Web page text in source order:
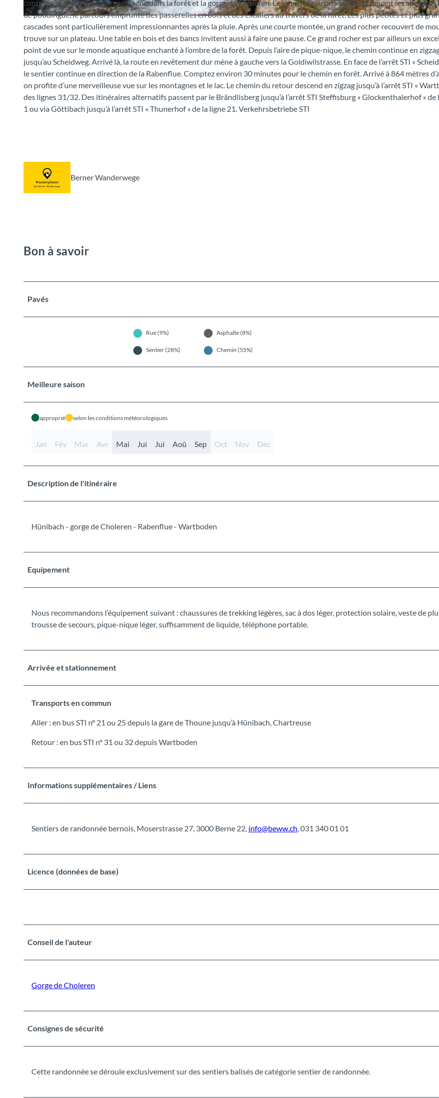
© Verkehrsbetriebe STI
continue sur un chemin de campagne dans la forêt et la gorge de Choleren. Le long de l’eau bruissante et devant les abruptes
de poudingue, le parcours emprunte des passerelles en bois et des escaliers au travers de la forêt. Les plus petites et plus
cascades sont particulièrement impressionnantes après la pluie. Après une courte montée, un grand rocher recouvert de
trouve sur un plateau. Une table en bois et des bancs invitent aussi à faire une pause. Ce grand rocher est par ailleurs un
point de vue sur le monde aquatique enchanté à l’ombre de la forêt. Depuis l’aire de pique-nique, le chemin continue en
jusqu’au Scheidweg. Arrivé là, la route en revêtement dur mène à gauche vers la Goldiwilstrasse. En face de l’arrêt STI «
le sentier continue en direction de la Rabenflue. Comptez environ 30 minutes pour le chemin en forêt. Arrivé à 864 mètres
on profite d’une merveilleuse vue sur les montagnes et le lac. Le chemin du retour descend en zigzag jusqu’à l’arrêt STI «
des lignes 31/32. Des itinéraires alternatifs passent par le Brändlisberg jusqu’à l’arrêt STI Steffisburg « Glockenthalerhof » de
1 ou via Göttibach jusqu’à l’arrêt STI « Thunerhof » de la ligne 21. Verkehrsbetriebe STI
Berner Wanderwege
Bon à savoir
Pavés
Rue (9%) Asphalte (8%)
Sentier (28%) Chemin (55%)
Meilleure saison
approprié selon les conditions météorologiques
Jan Fév Mar Avr Mai Jui Jui Aoû Sep Oct Nov Déc
Description de l'itinéraire
Hünibach - gorge de Choleren - Rabenflue - Wartboden
Equipement
Nous recommandons l’équipement suivant : chaussures de trekking légères, sac à dos léger, protection solaire, veste de
trousse de secours, pique-nique léger, suffisamment de liquide, téléphone portable.
Arrivée et stationnement
Transports en commun
Aller : en bus STI n° 21 ou 25 depuis la gare de Thoune jusqu’à Hünibach, Chartreuse
Retour : en bus STI n° 31 ou 32 depuis Wartboden
Informations supplémentaires / Liens
Sentiers de randonnée bernois, Moserstrasse 27, 3000 Berne 22, info@beww.ch , 031 340 01 01
Licence (données de base)
Conseil de l'auteur
Gorge de Choleren
Consignes de sécurité
Cette randonnée se déroule exclusivement sur des sentiers balisés de catégorie sentier de randonnée.